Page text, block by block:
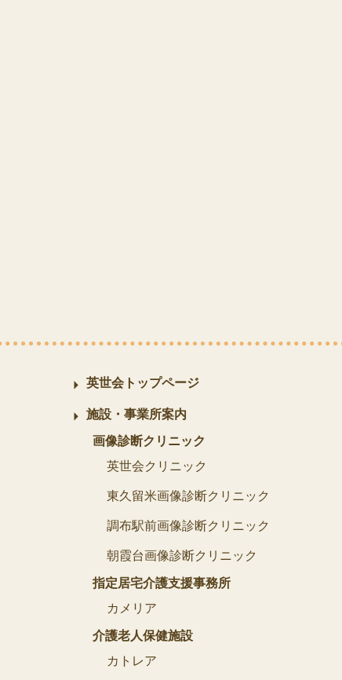
英世会トップページ
施設・事業所案内
画像診断クリニック
英世会クリニック
東久留米画像診断クリニック
調布駅前画像診断クリニック
朝霞台画像診断クリニック
指定居宅介護支援事務所
カメリア
介護老人保健施設
カトレア